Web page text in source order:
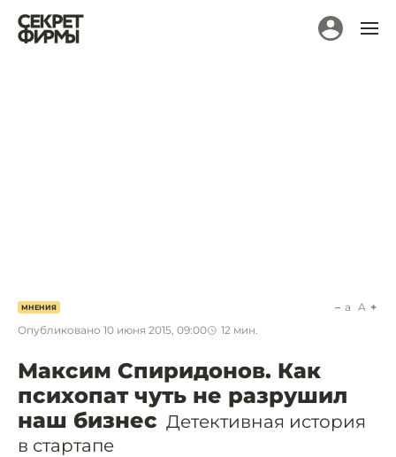
МНЕНИЯ
Опубликовано 10 июня 2015, 09:00 12 мин.
a A
Максим Спиридонов. Как
психопат чуть не разрушил
наш бизнес Детективная история
в стартапе